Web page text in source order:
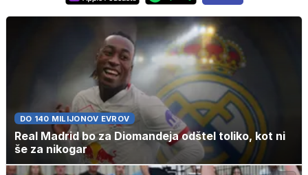
DO 140 MILIJONOV EVROV
Real Madrid bo za Diomandeja odštel toliko, kot ni
še za nikogar